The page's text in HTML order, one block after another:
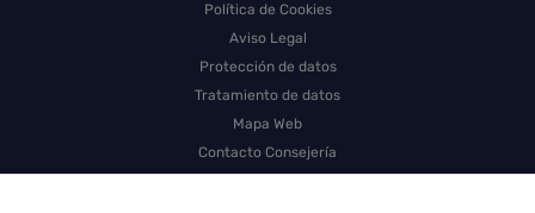
Política de Cookies
Aviso Legal
Protección de datos
Tratamiento de datos
Mapa Web
Contacto Consejería